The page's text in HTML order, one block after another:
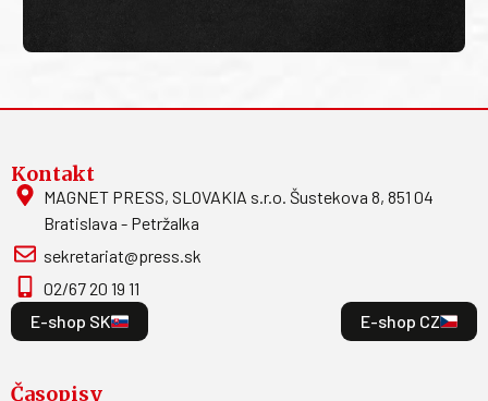
Kontakt
MAGNET PRESS, SLOVAKIA s.r.o. Šustekova 8, 851 04
Bratislava - Petržalka
sekretariat@press.sk
02/67 20 19 11
E-shop SK
E-shop CZ
Časopisy